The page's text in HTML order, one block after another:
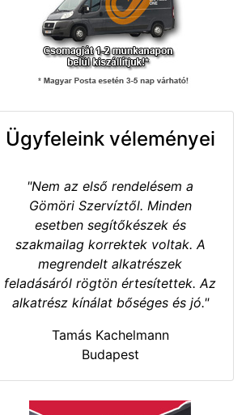
Ügyfeleink véleményei
"Nem az első rendelésem a
Gömöri Szervíztől. Minden
esetben segítőkészek és
szakmailag korrektek voltak. A
megrendelt alkatrészek
feladásáról rögtön értesítettek. Az
alkatrész kínálat bőséges és jó."
Tamás Kachelmann
Budapest